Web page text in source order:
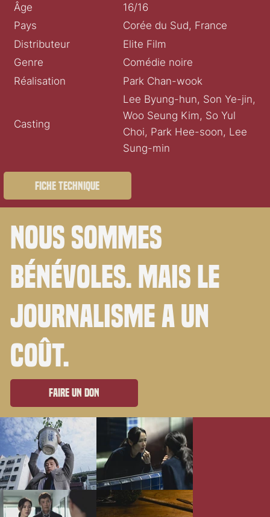
Âge
16/16
Pays
Corée du Sud, France
Distributeur
Elite Film
Genre
Comédie noire
Réalisation
Park Chan-wook
Casting
Lee Byung-hun, Son Ye-jin,
Woo Seung Kim, So Yul
Choi, Park Hee-soon, Lee
Sung-min
Fiche technique
Nous sommes
bénévoles. Mais le
journalisme a un
coût.
Faire un don